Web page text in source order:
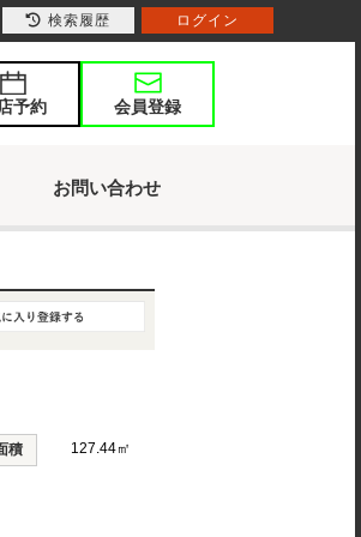
予約 会員登録
お問い合わせ
積 127.44㎡
検索履歴 ログイン